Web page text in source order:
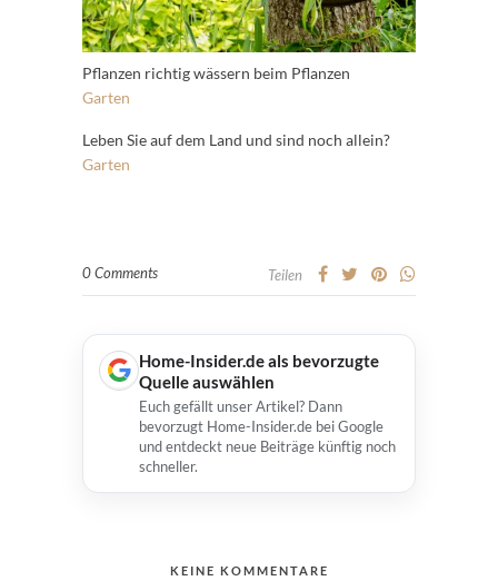
Pflanzen richtig wässern beim Pflanzen
Garten
Leben Sie auf dem Land und sind noch allein?
Garten
0 Comments Teilen
Home-Insider.de als bevorzugte
Quelle auswählen
Euch gefällt unser Artikel? Dann
bevorzugt Home-Insider.de bei Google
und entdeckt neue Beiträge künftig noch
schneller.
KEINE KOMMENTARE